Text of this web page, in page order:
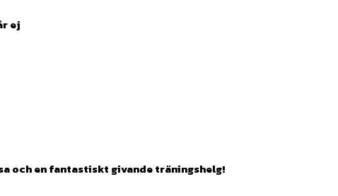
ej
och en fantastiskt givande träningshelg!